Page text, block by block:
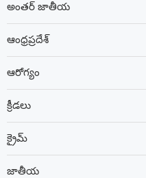
అంతర్ జాతీయ
ఆంధ్రప్రదేశ్
ఆరోగ్యం
క్రీడలు
క్రైమ్
జాతీయ